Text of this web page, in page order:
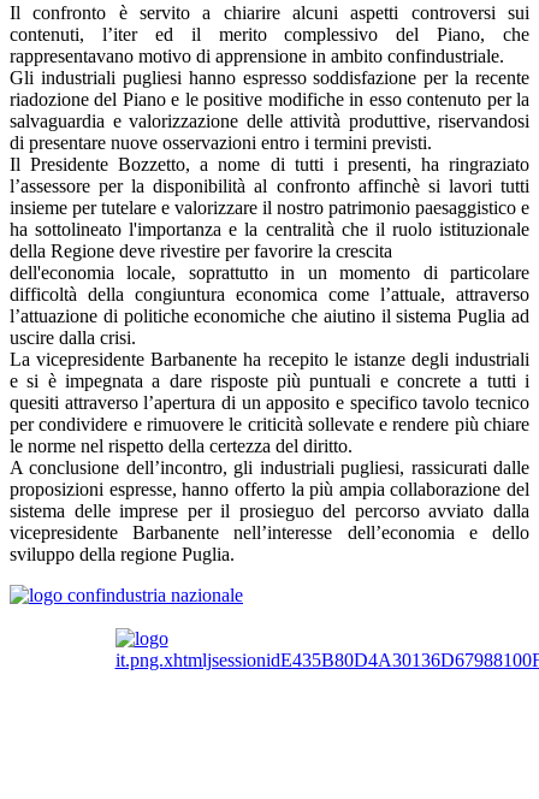
Il confronto è servito a chiarire alcuni aspetti controversi sui
contenuti, l’iter ed il merito complessivo del Piano, che
rappresentavano motivo di apprensione in ambito confindustriale.
Gli industriali pugliesi hanno espresso soddisfazione per la recente
riadozione del Piano e le positive modifiche in esso contenuto per la
salvaguardia e valorizzazione delle attività produttive, riservandosi
di presentare nuove osservazioni entro i termini previsti.
Il Presidente Bozzetto, a nome di tutti i presenti, ha ringraziato
l’assessore per la disponibilità al confronto affinchè si lavori tutti
insieme per tutelare e valorizzare il nostro patrimonio paesaggistico e
ha sottolineato l'importanza e la centralità che il ruolo istituzionale
della Regione deve rivestire per favorire la crescita
dell'economia locale, soprattutto in un momento di particolare
difficoltà della congiuntura economica come l’attuale, attraverso
l’attuazione di politiche economiche che aiutino il sistema Puglia ad
uscire dalla crisi.
La vicepresidente Barbanente ha recepito le istanze degli industriali
e si è impegnata a dare risposte più puntuali e concrete a tutti i
quesiti attraverso l’apertura di un apposito e specifico tavolo tecnico
per condividere e rimuovere le criticità sollevate e rendere più chiare
le norme nel rispetto della certezza del diritto.
A conclusione dell’incontro, gli industriali pugliesi, rassicurati dalle
proposizioni espresse, hanno offerto la più ampia collaborazione del
sistema delle imprese per il prosieguo del percorso avviato dalla
vicepresidente Barbanente nell’interesse dell’economia e dello
sviluppo della regione Puglia.